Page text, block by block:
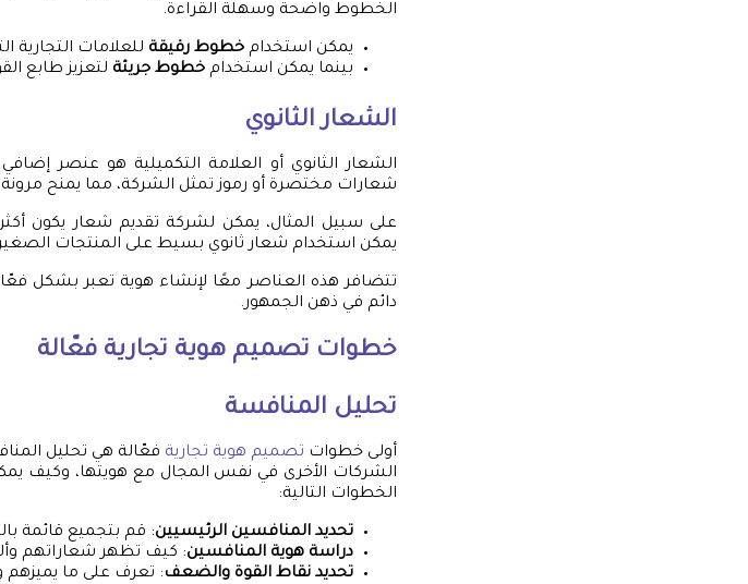
الخطوط واضحة وسهلة القراءة.
يمكن استخدام خطوط رقيقة للعلامات التجارية
بينما يمكن استخدام خطوط جريئة لتعزيز طابع
الشعار الثانوي
الشعار الثانوي أو العلامة التكميلية هو عنصر
شعارات مختصرة أو رموز تمثل الشركة، مما يمنح مرونة
على سبيل المثال، يمكن لشركة تقديم شعار يكون أكثر
يمكن استخدام شعار ثانوي بسيط على المنتجات
تتضافر هذه العناصر معًا لإنشاء هوية تعبر بشكل
دائم في ذهن الجمهور.
خطوات تصميم هوية تجارية فعّالة
تحليل المنافسة
أولى خطوات تصميم هوية تجارية فعّالة هي تحليل
الشركات الأخرى في نفس المجال مع هويتها، وكيف
الخطوات التالية:
تحديد المنافسين الرئيسيين: قم بتجميع قائمة
دراسة هوية المنافسين: كيف تظهر شعاراتهم
تحديد نقاط القوة والضعف: تعرف على ما